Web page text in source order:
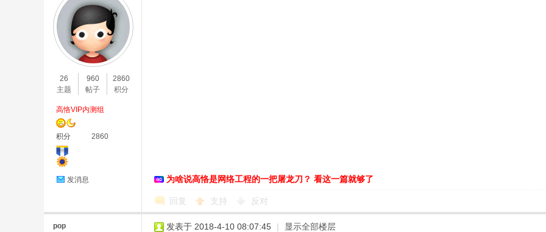
26
主题
960
帖子
2860
积分
高恪VIP内测组
积分 2860
发消息 为啥说高恪是网络工程的一把屠龙刀？ 看这一篇就够了
回复 支持 反对
pop 发表于 2018-4-10 08:07:45 | 显示全部楼层